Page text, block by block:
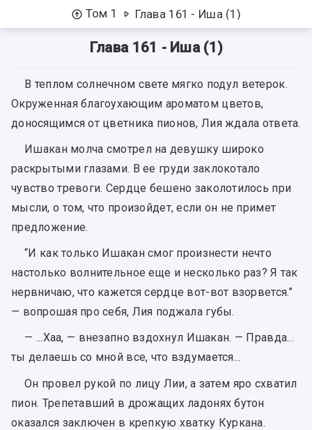
Том 1 Глава 161 - Иша (1)
Глава 161 - Иша (1)
В теплом солнечном свете мягко подул ветерок.
Окруженная благоухающим ароматом цветов,
доносящимся от цветника пионов, Лия ждала ответа.
Ишакан молча смотрел на девушку широко
раскрытыми глазами. В ее груди заклокотало
чувство тревоги. Сердце бешено заколотилось при
мысли, о том, что произойдет, если он не примет
предложение.
“И как только Ишакан смог произнести нечто
настолько волнительное еще и несколько раз? Я так
нервничаю, что кажется сердце вот-вот взорвется.”
— вопрошая про себя, Лия поджала губы.
— ...Хаа, — внезапно вздохнул Ишакан. — Правда...
ты делаешь со мной все, что вздумается...
Он провел рукой по лицу Лии, а затем яро схватил
пион. Трепетавший в дрожащих ладонях бутон
оказался заключен в крепкую хватку Куркана.